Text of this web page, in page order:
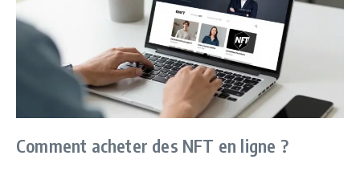
Comment acheter des NFT en ligne ?